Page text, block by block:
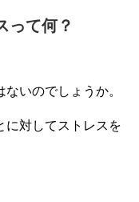
って何？
いのでしょうか。
に対してストレスを